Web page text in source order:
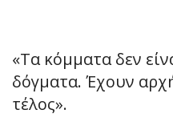
«Τα κόμματα δεν
δόγματα. Έχουν
τέλος».